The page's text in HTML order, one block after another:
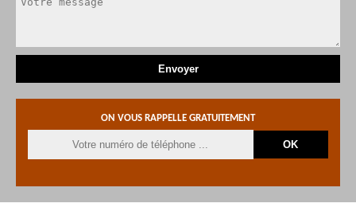
ON VOUS RAPPELLE GRATUITEMENT